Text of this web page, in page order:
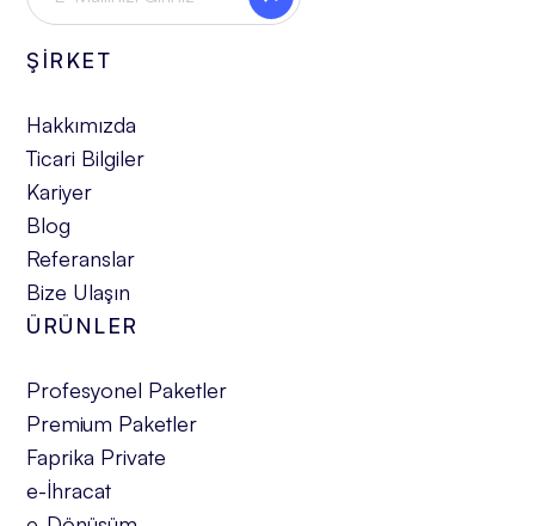
ŞİRKET
Hakkımızda
Ticari Bilgiler
Kariyer
Blog
Referanslar
Bize Ulaşın
ÜRÜNLER
Profesyonel Paketler
Premium Paketler
Faprika Private
e-İhracat